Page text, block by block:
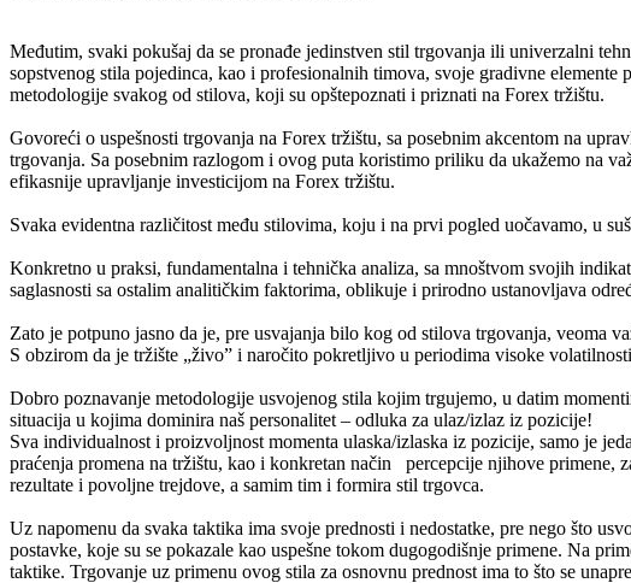
Međutim, svaki pokušaj da se pronađe jedinstven stil trgovanja ili univerzalni
sopstvenog stila pojedinca, kao i profesionalnih timova, svoje gradivne
metodologije svakog od stilova, koji su opštepoznati i priznati na Forex tržištu.
Govoreći o uspešnosti trgovanja na Forex tržištu, sa posebnim akcentom na
trgovanja. Sa posebnim razlogom i ovog puta koristimo priliku da ukažemo na
efikasnije upravljanje investicijom na Forex tržištu.
Svaka evidentna različitost među stilovima, koju i na prvi pogled uočavamo, u
Konkretno u praksi, fundamentalna i tehnička analiza, sa mnoštvom svojih
saglasnosti sa ostalim analitičkim faktorima, oblikuje i prirodno ustanovljava
Zato je potpuno jasno da je, pre usvajanja bilo kog od stilova trgovanja, veoma
S obzirom da je tržište „živo” i naročito pokretljivo u periodima visoke
Dobro poznavanje metodologije usvojenog stila kojim trgujemo, u datim
situacija u kojima dominira naš personalitet – odluka za ulaz/izlaz iz pozicije!
Sva individualnost i proizvoljnost momenta ulaska/izlaska iz pozicije, samo je
praćenja promena na tržištu, kao i konkretan način percepcije njihove primene,
rezultate i povoljne trejdove, a samim tim i formira stil trgovca.
Uz napomenu da svaka taktika ima svoje prednosti i nedostatke, pre nego što
postavke, koje su se pokazale kao uspešne tokom dugogodišnje primene. Na
taktike. Trgovanje uz primenu ovog stila za osnovnu prednost ima to što se